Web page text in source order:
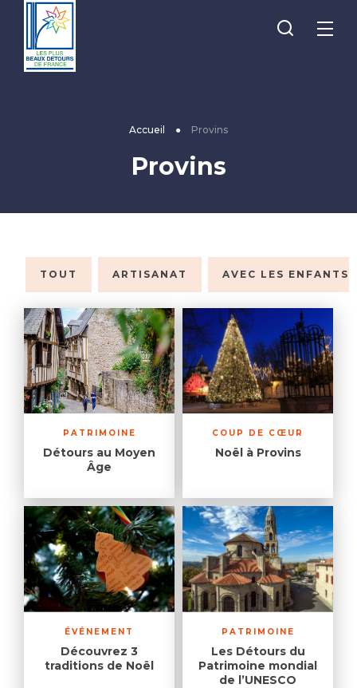
Je
Menu
Accueil ● Provins
Provins
TOUT ARTISANAT AVEC LES ENFANTS
PATRIMOINE
Détours au Moyen
Âge
COUP DE CŒUR
Noël à Provins
ÉVÉNEMENT
Découvrez 3
traditions de Noël
PATRIMOINE
Les Détours du
Patrimoine mondial
de l’UNESCO